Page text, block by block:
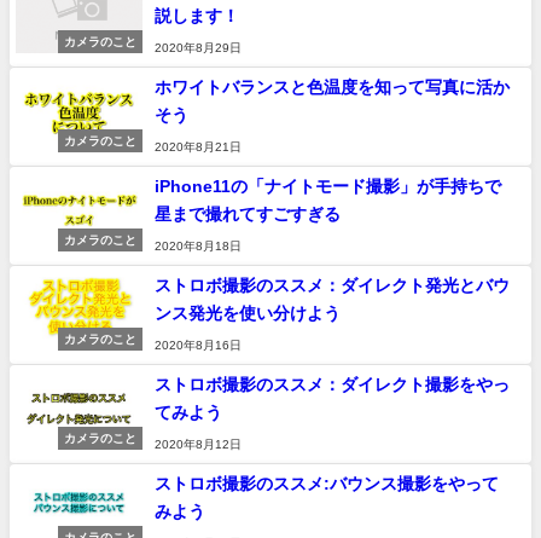
カメラのこと
説します！
2020年8月29日
カメラのこと
ホワイトバランスと色温度を知って写真に活か
そう
2020年8月21日
カメラのこと
iPhone11の「ナイトモード撮影」が手持ちで
星まで撮れてすごすぎる
2020年8月18日
カメラのこと
ストロボ撮影のススメ：ダイレクト発光とバウ
ンス発光を使い分けよう
2020年8月16日
カメラのこと
ストロボ撮影のススメ：ダイレクト撮影をやっ
てみよう
2020年8月12日
ストロボ撮影のススメ:バウンス撮影をやって
みよう